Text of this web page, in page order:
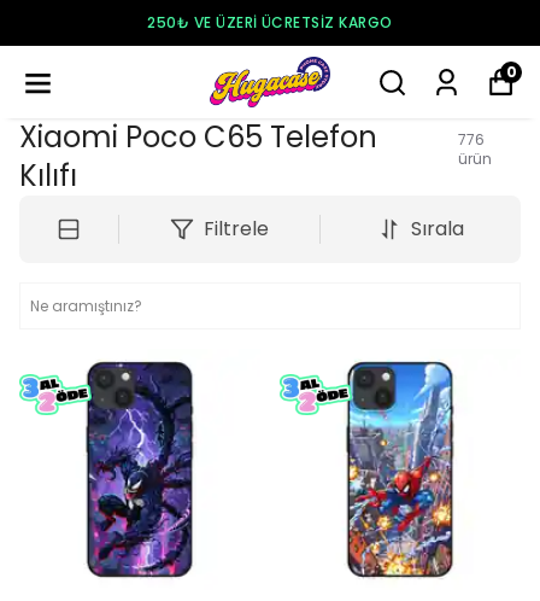
250₺ VE ÜZERI ÜCRETSIZ KARGO
0
Xiaomi Poco C65 Telefon
Kılıfı
776
ürün
Filtrele Sırala